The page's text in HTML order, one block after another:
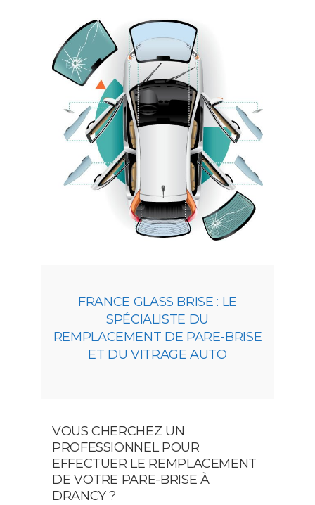
FRANCE GLASS BRISE : LE
SPÉCIALISTE DU
REMPLACEMENT DE PARE-BRISE
ET DU VITRAGE AUTO
VOUS CHERCHEZ UN
PROFESSIONNEL POUR
EFFECTUER LE REMPLACEMENT
DE VOTRE PARE-BRISE À
DRANCY ?